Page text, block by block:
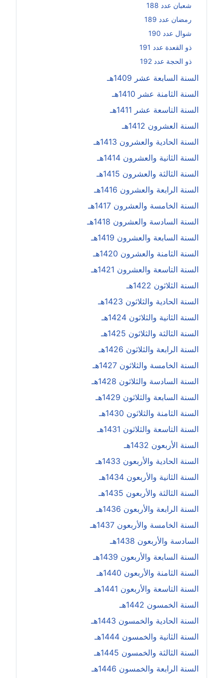
شعبان عدد 188
رمضان عدد 189
شوال عدد 190
ذو القعدة عدد 191
ذو الحجة عدد 192
السنة السابعة عشر 1409هـ
السنة الثامنة عشر 1410هـ
السنة التاسعة عشر 1411هـ
السنة العشرون 1412هـ
السنة الحادية والعشرون 1413هـ
السنة الثانية والعشرون 1414هـ
السنة الثالثة والعشرون 1415هـ
السنة الرابعة والعشرون 1416هـ
السنة الخامسة والعشرون 1417هـ
السنة السادسة والعشرون 1418هـ
السنة السابعة والعشرون 1419هـ
السنة الثامنة والعشرون 1420هـ
السنة التاسعة والعشرون 1421هـ
السنة الثلاثون 1422هـ
السنة الحادية والثلاثون 1423هـ
السنة الثانية والثلاثون 1424هـ
السنة الثالثة والثلاثون 1425هـ
السنة الرابعة والثلاثون 1426هـ
السنة الخامسة والثلاثون 1427هـ
السنة السادسة والثلاثون 1428هـ
السنة السابعة والثلاثون 1429هـ
السنة الثامنة والثلاثون 1430هـ
السنة التاسعة والثلاثون 1431هـ
السنة الأربعون 1432هـ
السنة الحادية والأربعون 1433هـ
السنة الثانية والأربعون 1434هـ
السنة الثالثة والأربعون 1435هـ
السنة الرابعة والأربعون 1436هـ
السنة الخامسة والأربعون 1437هـ
السادسة والأربعون 1438هـ
السنة السابعة والأربعون 1439هـ
السنة الثامنة والأربعون 1440هـ
السنة التاسعة والأربعون 1441هـ
السنة الخمسون 1442هـ
السنة الحادية والخمسون 1443هـ
السنة الثانية والخمسون 1444هـ
السنة الثالثة والخمسون 1445هـ
السنة الرابعة والخمسون 1446هـ